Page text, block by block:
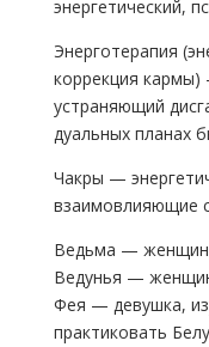
энергетический,
Энерготерапия
коррекция кармы)
устраняющий
дуальных планах
Чакры —
взаимовлияющие
Ведьма —
Ведунья —
Фея — девушка,
практиковать